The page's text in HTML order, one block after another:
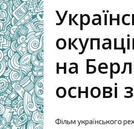
на
основі
Фільм українського